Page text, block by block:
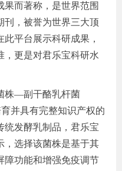
而著称，是世界范围
刊，被誉为世界三大顶
平台展示科研成果，
，更是对君乐宝科研水
株—副干酪乳杆菌
并具有完整知识产权的
统发酵乳制品，君乐宝
，选择该菌株是基于其
障功能和增强免疫调节